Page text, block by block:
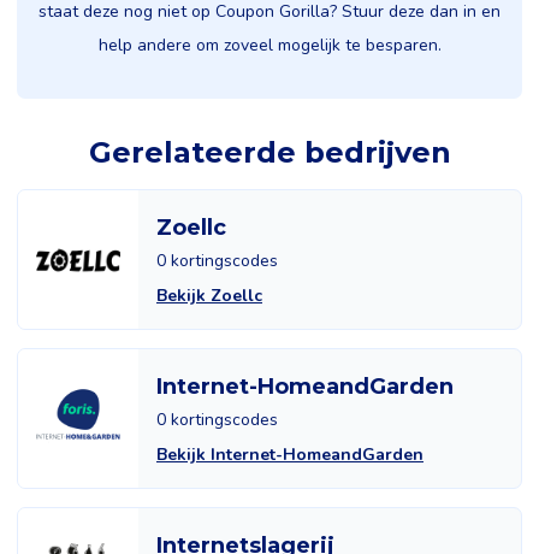
staat deze nog niet op Coupon Gorilla? Stuur deze dan in en
help andere om zoveel mogelijk te besparen.
Gerelateerde bedrijven
Zoellc
0 kortingscodes
Bekijk Zoellc
Internet-HomeandGarden
0 kortingscodes
Bekijk Internet-HomeandGarden
Internetslagerij